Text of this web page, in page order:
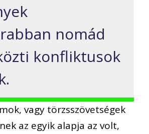
nomád
konfliktusok
vagy törzsszövetségek
az egyik alapja az volt,